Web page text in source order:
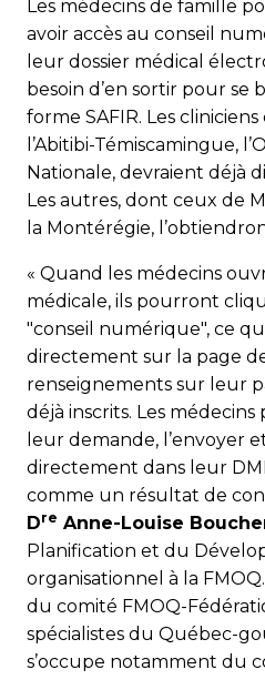
Les médecins de famille
avoir accès au conseil
leur dossier médical
besoin d’en sortir pour se
forme SAFIR. Les
l’Abitibi-Témiscamingue,
Nationale, devraient déjà
Les autres, dont ceux de
la Montérégie,
« Quand les médecins
médicale, ils pourront
"conseil numérique", ce
directement sur la page de
renseignements sur leur
déjà inscrits. Les
leur demande, l’envoyer
directement dans leur
comme un résultat de
Dre Anne-Louise
Planification et du
organisationnel à la
du comité FMOQ-
spécialistes du Québec-
s’occupe notamment du